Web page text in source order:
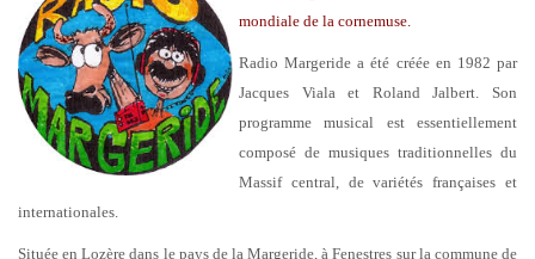
mondiale de la cornemuse.
Radio Margeride a été créée en 1982 par
Jacques Viala et Roland Jalbert. Son
programme musical est essentiellement
composé de musiques traditionnelles du
Massif central, de variétés françaises et
internationales.
Située en Lozère dans le pays de la Margeride, à Fenestres sur la commune de